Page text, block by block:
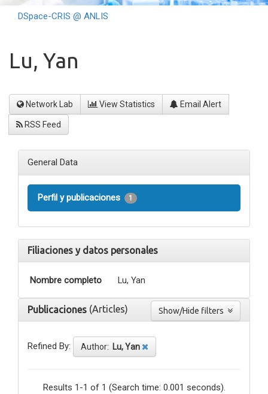
DSpace-CRIS @ ANLIS
Lu, Yan
Network Lab View Statistics Email Alert
RSS Feed
General Data
Perfil y publicaciones 1
Filiaciones y datos personales
Nombre completo Lu, Yan
Publicaciones (Articles)
Refined By: Author: Lu, Yan
Results 1-1 of 1 (Search time: 0.001 seconds).